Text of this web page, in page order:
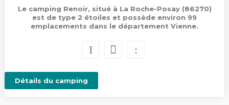
Le camping Renoir, situé à La Roche-Posay (86270)
est de type 2 étoiles et possède environ 99
emplacements dans le département Vienne.
Détails du camping